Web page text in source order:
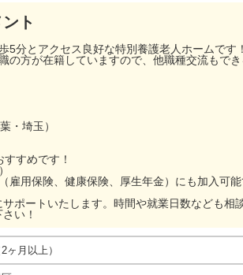
ト
5分とアクセス良好な特別養護老人ホームです！
の方が在籍していますので、他職種交流もでき
・埼玉）
すめです！
雇用保険、健康保険、厚生年金）にも加入可能
ポートいたします。時間や就業日数なども相
い！
ヶ月以上）